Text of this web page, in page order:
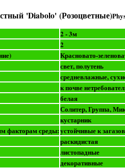
'Diabolo' (Розоцветные)
2 - 3м
2
Красновато-
свет, полутень
средневлажные,
к почве
белая
Солитер, Группа,
кустарник
факторам среды:устойчивые к
раскидистая
листопадные
декоративные